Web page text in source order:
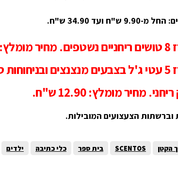
ש"ח ועד 34.90 ש"ח.
ש"ח.
מחיר מומלץ: 12.90 ש"ח.
וברשתות הצעצועים המובילות.
הקטן SCENTOS בית ספר כלי כתיבה ילדים